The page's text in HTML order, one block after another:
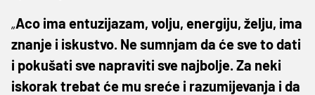
„Aco ima entuzijazam, volju, energiju, želju, ima
znanje i iskustvo. Ne sumnjam da će sve to dati
i pokušati sve napraviti sve najbolje. Za neki
iskorak trebat će mu sreće i razumijevanja i da